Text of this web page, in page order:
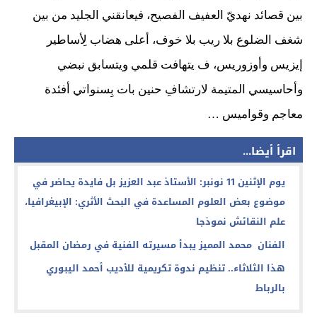
بين قصائد نهديّ العفيف الفصيح، فيعانقني الجليد من بين
شغف الضلوع بلا ريب بلا خوف، أعلى هضاب لِأساطير
إيزيس وأوزوريس، ف يتهافت قلمي ويتسابق نبضي
وأحاسيسي المتيمة لارتشافِ حنين بات بِسنواتي أفئدة
معاجم وقواميس …
اقرأ أيضا...
يوم الإثنين 11 نونبر: الأستاذ عبد العزيز بل فايدة يحاضر في
موضوع بعض العلوم المساعدة في البحث الأثري: الإبيغرافيا،
علم النقائش نموذجا
الفنان محمد المميز يبدأ مسيرته الفنية في رمضان المقبل
هذا الثلاثاء.. تنظيم ندوة تكريمية للأديب أحمد اليبوري
بالرباط